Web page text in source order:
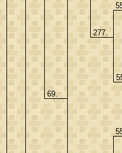
69.
277.